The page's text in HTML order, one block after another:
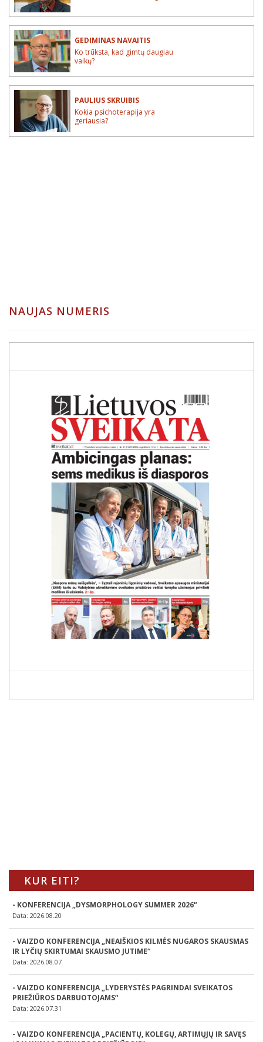
GEDIMINAS NAVAITIS
Ko trūksta, kad gimtų daugiau
vaikų?
PAULIUS SKRUIBIS
Kokia psichoterapija yra
geriausia?
NAUJAS NUMERIS
KUR EITI?
- KONFERENCIJA „DYSMORPHOLOGY SUMMER 2026“
Data: 2026.08.20
- VAIZDO KONFERENCIJA „NEAIŠKIOS KILMĖS NUGAROS SKAUSMAS
IR LYČIŲ SKIRTUMAI SKAUSMO JUTIME“
Data: 2026.08.07
- VAIZDO KONFERENCIJA „LYDERYSTĖS PAGRINDAI SVEIKATOS
PRIEŽIŪROS DARBUOTOJAMS“
Data: 2026.07.31
- VAIZDO KONFERENCIJA „PACIENTŲ, KOLEGŲ, ARTIMŲJŲ IR SAVĘS